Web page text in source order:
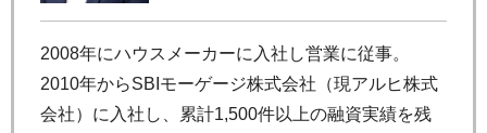
2008年にハウスメーカーに入社し営業に従事。
2010年からSBIモーゲージ株式会社（現アルヒ株式
会社）に入社し、累計1,500件以上の融資実績を残